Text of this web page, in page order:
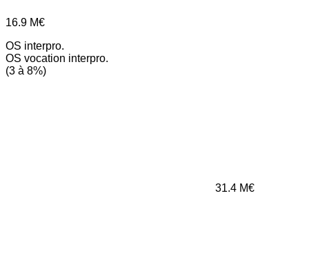
16.9 M€
OS interpro.
OS vocation interpro.
(3 à 8%)
31.4 M€